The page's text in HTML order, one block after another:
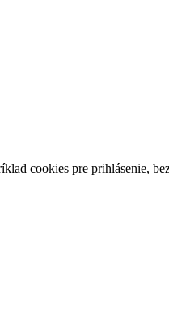
cookies pre prihlásenie,